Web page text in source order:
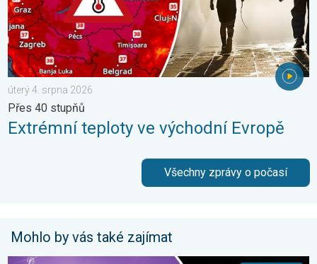
úterý 4. srpna 2026
Přes 40 stupňů
Extrémní teploty ve východní Evropě
Všechny zprávy o počasí
Mohlo by vás také zajímat